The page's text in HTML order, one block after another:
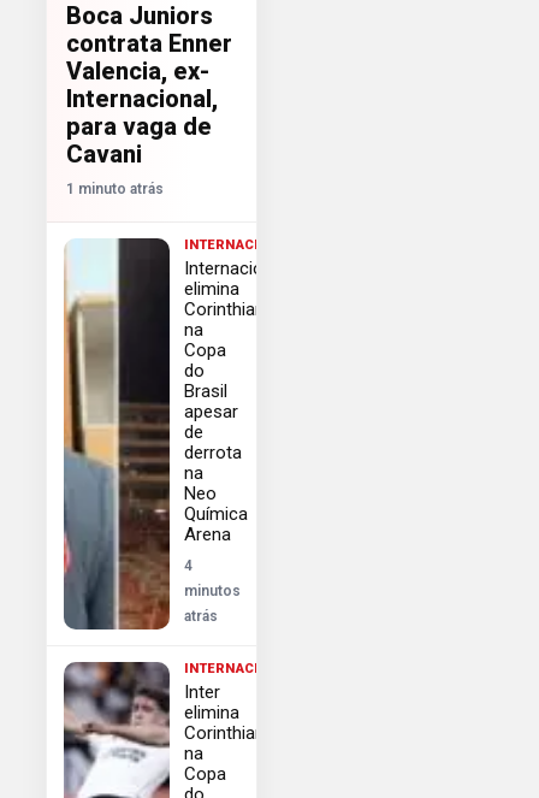
Boca Juniors
contrata Enner
Valencia, ex-
Internacional,
para vaga de
Cavani
1 minuto atrás
INTERNACIONAL
Internacional
elimina
Corinthians
na
Copa
do
Brasil
apesar
de
derrota
na
Neo
Química
Arena
4
minutos
atrás
INTERNACIONAL
Inter
elimina
Corinthians
na
Copa